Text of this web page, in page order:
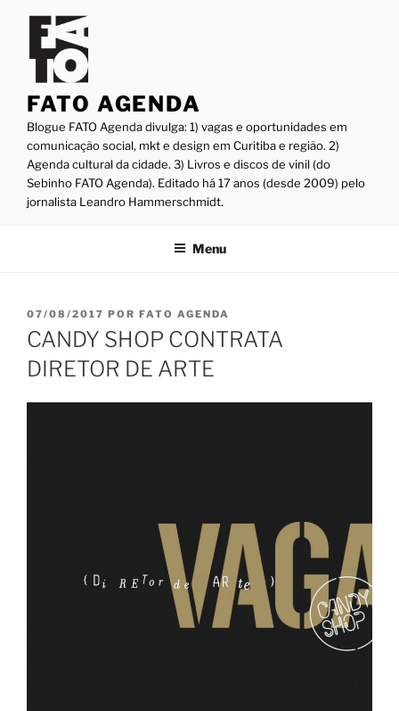
conteúdo
FATO AGENDA
Blogue FATO Agenda divulga: 1) vagas e oportunidades em
comunicação social, mkt e design em Curitiba e região. 2)
Agenda cultural da cidade. 3) Livros e discos de vinil (do
Sebinho FATO Agenda). Editado há 17 anos (desde 2009) pelo
jornalista Leandro Hammerschmidt.
Menu
PUBLICADO
EM
07/08/2017 POR FATO AGENDA
CANDY SHOP CONTRATA
DIRETOR DE ARTE